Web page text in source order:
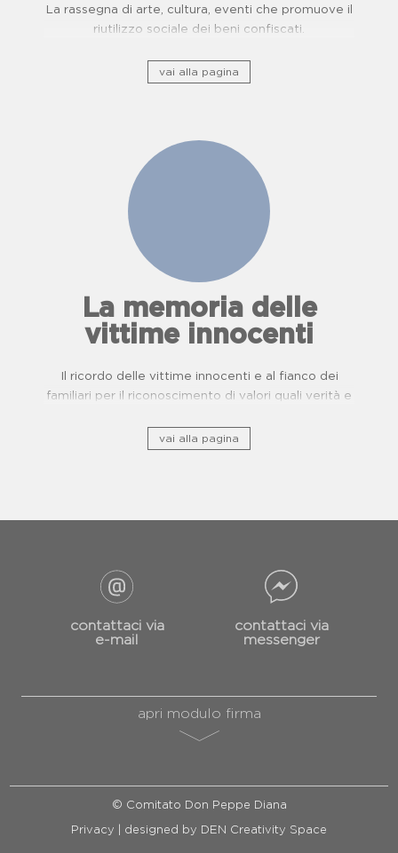
La rassegna di arte, cultura, eventi che promuove il
riutilizzo sociale dei beni confiscati.
vai alla pagina
La memoria delle
vittime innocenti
Il ricordo delle vittime innocenti e al fianco dei
familiari per il riconoscimento di valori quali verità e
vai alla pagina
contattaci via
e-mail
contattaci via
messenger
apri modulo firma
© Comitato Don Peppe Diana
Privacy | designed by DEN Creativity Space